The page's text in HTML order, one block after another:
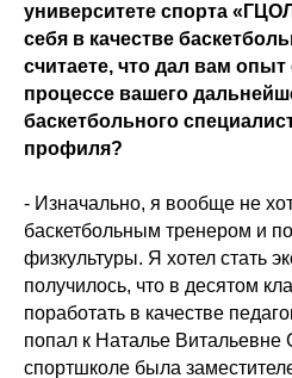
университете спорта
себя в качестве
считаете, что дал вам
процессе вашего
баскетбольного
профиля?
- Изначально, я вообще не
баскетбольным тренером и
физкультуры. Я хотел стать
получилось, что в десятом
поработать в качестве
попал к Наталье Витальевне
спортшколе была